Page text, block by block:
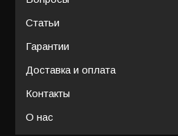
Статьи
Гарантии
Доставка и оплата
Контакты
О нас